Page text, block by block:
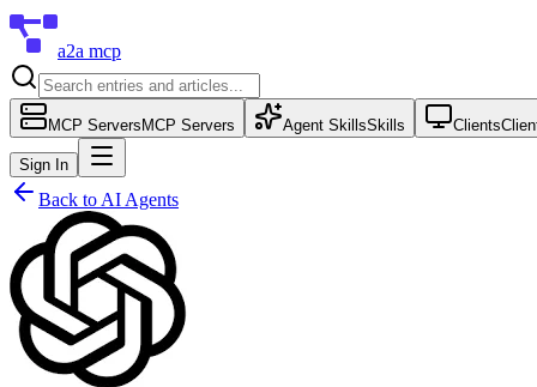
a2a mcp
MCP Servers MCP Servers Agent SkillsSkills Clients
Sign In
Back to AI Agents